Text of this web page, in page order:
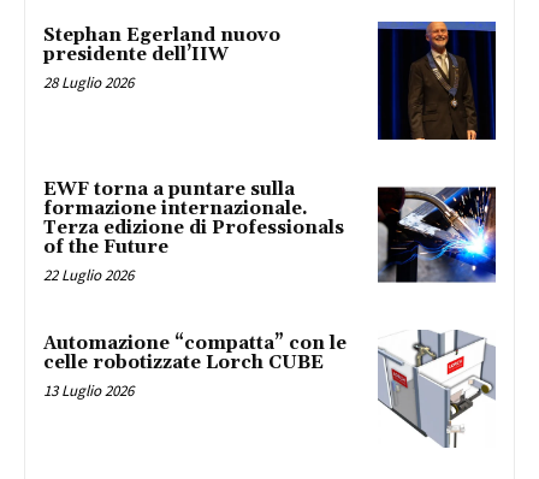
Stephan Egerland nuovo
presidente dell’IIW
28 Luglio 2026
EWF torna a puntare sulla
formazione internazionale.
Terza edizione di Professionals
of the Future
22 Luglio 2026
Automazione “compatta” con le
celle robotizzate Lorch CUBE
13 Luglio 2026